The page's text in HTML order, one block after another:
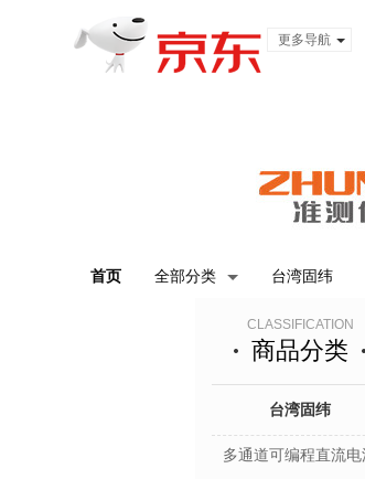
更多导航
首页 全部分类 台湾固纬
CLASSIFICATION
商品分类
台湾固纬
多通道可编程直流电